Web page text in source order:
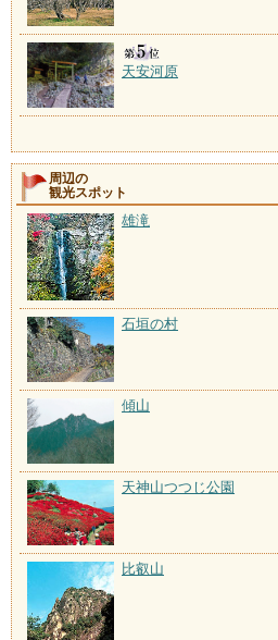
天安河原
周辺の
観光スポット
雄滝
石垣の村
傾山
天神山つつじ公園
比叡山